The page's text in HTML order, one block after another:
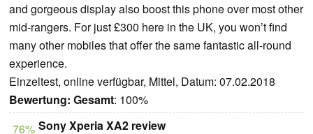
and gorgeous display also boost this phone over most other
mid-rangers. For just £300 here in the UK, you won’t find
many other mobiles that offer the same fantastic all-round
experience.
Einzeltest, online verfügbar, Mittel, Datum: 07.02.2018
Bewertung: Gesamt: 100%
76% Sony Xperia XA2 review